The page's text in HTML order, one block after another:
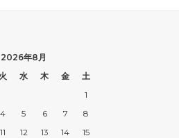
2026年8月
火 水 木 金
土
1
4 5 6 7
8
11 12 13 14
15